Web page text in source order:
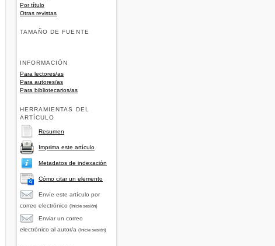
Por título
Otras revistas
TAMAÑO DE FUENTE
INFORMACIÓN
Para lectores/as
Para autores/as
Para bibliotecarios/as
HERRAMIENTAS DEL
ARTÍCULO
Resumen
Imprima este artículo
Metadatos de indexación
Cómo citar un elemento
Envíe este artículo por
correo electrónico (Inicie sesión)
Enviar un correo
electrónico al autor/a (Inicie sesión)